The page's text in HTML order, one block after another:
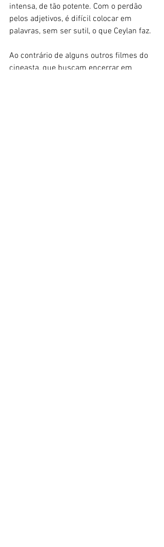
intensa, de tão potente. Com o perdão
pelos adjetivos, é difícil colocar em
palavras, sem ser sutil, o que Ceylan faz.
Ao contrário de alguns outros filmes do
cineasta, que buscam encerrar em